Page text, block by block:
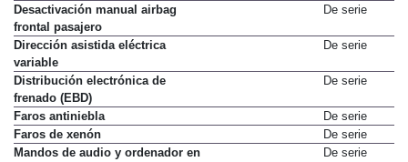
Desactivación manual airbag
frontal pasajero
De serie
Dirección asistida eléctrica
variable
De serie
Distribución electrónica de
frenado (EBD)
De serie
Faros antiniebla
De serie
Faros de xenón
De serie
Mandos de audio y ordenador en
De serie